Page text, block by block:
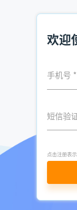
发表于2026-
欢迎
手机号 *
短信验
点击注册表